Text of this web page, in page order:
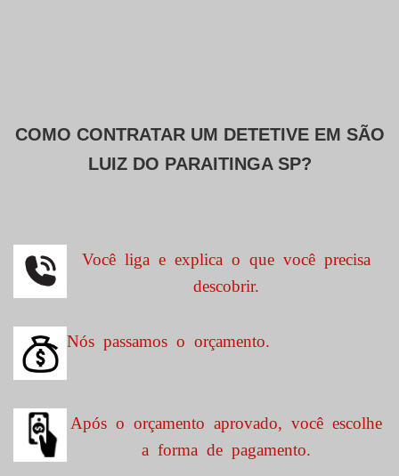
COMO CONTRATAR UM DETETIVE EM SÃO
LUIZ DO PARAITINGA SP?
Você liga e explica o que você precisa
descobrir.
Nós passamos o orçamento.
Após o orçamento aprovado, você escolhe
a forma de pagamento.